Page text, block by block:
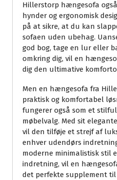
Hillerstorp hængesofa
hynder og ergonomisk
på at sikre, at du kan
sofaen uden ubehag.
god bog, tage en lur eller
omkring dig, vil en
dig den ultimative
Men en hængesofa fra
praktisk og komfortabel
fungerer også som et
møbelvalg. Med sit
vil den tilføje et strejf af
enhver udendørs
moderne minimalistisk stil
indretning, vil en
det perfekte supplement til